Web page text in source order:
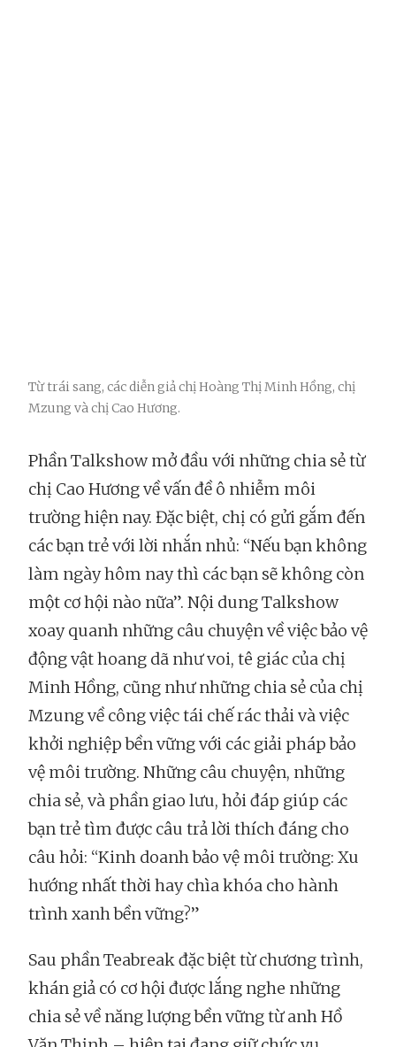
Từ trái sang, các diễn giả chị Hoàng Thị Minh Hồng, chị
Mzung và chị Cao Hương.
Phần Talkshow mở đầu với những chia sẻ từ
chị Cao Hương về vấn đề ô nhiễm môi
trường hiện nay. Đặc biệt, chị có gửi gắm đến
các bạn trẻ với lời nhắn nhủ: “Nếu bạn không
làm ngày hôm nay thì các bạn sẽ không còn
một cơ hội nào nữa”. Nội dung Talkshow
xoay quanh những câu chuyện về việc bảo vệ
động vật hoang dã như voi, tê giác của chị
Minh Hồng, cũng như những chia sẻ của chị
Mzung về công việc tái chế rác thải và việc
khởi nghiệp bền vững với các giải pháp bảo
vệ môi trường. Những câu chuyện, những
chia sẻ, và phần giao lưu, hỏi đáp giúp các
bạn trẻ tìm được câu trả lời thích đáng cho
câu hỏi: “Kinh doanh bảo vệ môi trường: Xu
hướng nhất thời hay chìa khóa cho hành
trình xanh bền vững?”
Sau phần Teabreak đặc biệt từ chương trình,
khán giả có cơ hội được lắng nghe những
chia sẻ về năng lượng bền vững từ anh Hồ